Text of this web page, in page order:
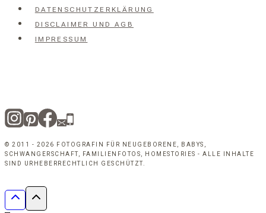
DATENSCHUTZERKLÄRUNG
DISCLAIMER UND AGB
IMPRESSUM
© 2011 - 2026 FOTOGRAFIN FÜR NEUGEBORENE, BABYS,
SCHWANGERSCHAFT, FAMILIENFOTOS, HOMESTORIES - ALLE INHALTE
SIND URHEBERRECHTLICH GESCHÜTZT.